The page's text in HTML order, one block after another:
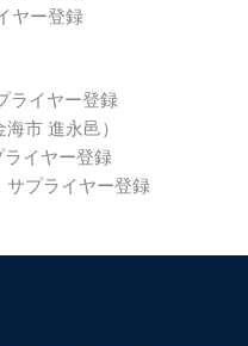
ヤー登録
ライヤー登録
市 進永邑）
イヤー登録
サプライヤー登録